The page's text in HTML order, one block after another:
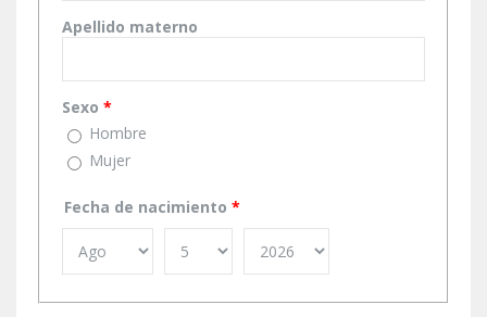
Apellido materno
Sexo *
Hombre
Mujer
Fecha de nacimiento *